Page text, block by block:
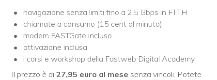
navigazione senza limiti fino a 2,5 Gbps in FTTH
chiamate a consumo (15 cent al minuto)
modem FASTGate incluso
attivazione inclusa
i corsi e workshop della Fastweb Digital Academy
Il prezzo è di 27,95 euro al mese senza vincoli. Potete